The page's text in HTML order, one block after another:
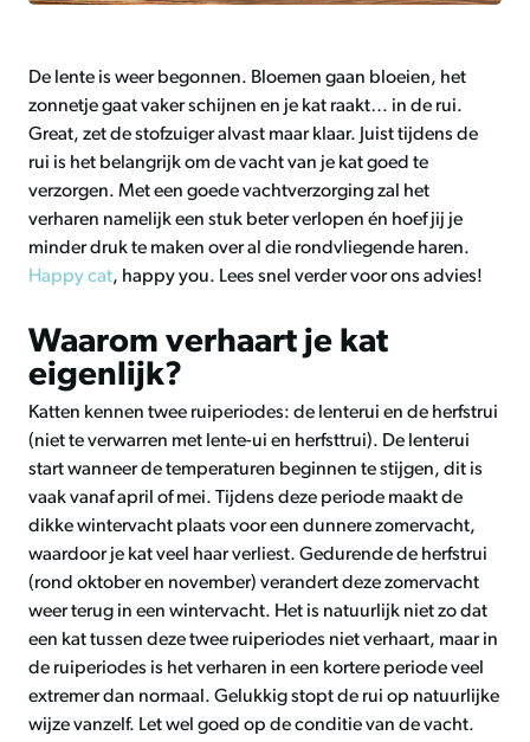
De lente is weer begonnen. Bloemen gaan bloeien, het
zonnetje gaat vaker schijnen en je kat raakt… in de rui.
Great, zet de stofzuiger alvast maar klaar. Juist tijdens de
rui is het belangrijk om de vacht van je kat goed te
verzorgen. Met een goede vachtverzorging zal het
verharen namelijk een stuk beter verlopen én hoef jij je
minder druk te maken over al die rondvliegende haren.
Happy cat, happy you. Lees snel verder voor ons advies!
Waarom verhaart je kat
eigenlijk?
Katten kennen twee ruiperiodes: de lenterui en de herfstrui
(niet te verwarren met lente-ui en herfsttrui). De lenterui
start wanneer de temperaturen beginnen te stijgen, dit is
vaak vanaf april of mei. Tijdens deze periode maakt de
dikke wintervacht plaats voor een dunnere zomervacht,
waardoor je kat veel haar verliest. Gedurende de herfstrui
(rond oktober en november) verandert deze zomervacht
weer terug in een wintervacht. Het is natuurlijk niet zo dat
een kat tussen deze twee ruiperiodes niet verhaart, maar in
de ruiperiodes is het verharen in een kortere periode veel
extremer dan normaal. Gelukkig stopt de rui op natuurlijke
wijze vanzelf. Let wel goed op de conditie van de vacht.